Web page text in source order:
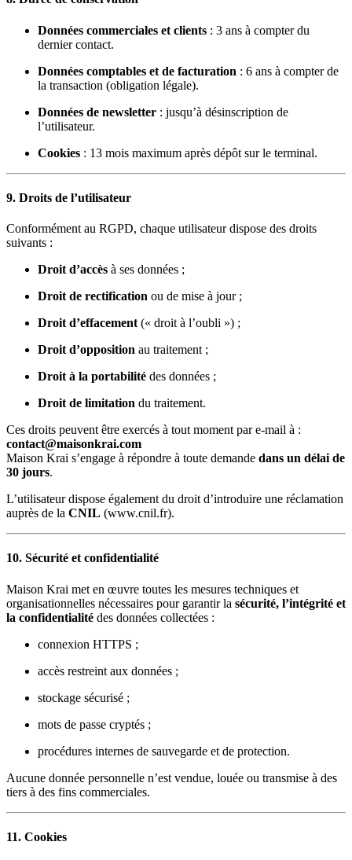
Données commerciales et clients : 3 ans à compter du
dernier contact.
Données comptables et de facturation : 6 ans à compter de
la transaction (obligation légale).
Données de newsletter : jusqu’à désinscription de
l’utilisateur.
Cookies : 13 mois maximum après dépôt sur le terminal.
9. Droits de l’utilisateur
Conformément au RGPD, chaque utilisateur dispose des droits
suivants :
Droit d’accès à ses données ;
Droit de rectification ou de mise à jour ;
Droit d’effacement (« droit à l’oubli ») ;
Droit d’opposition au traitement ;
Droit à la portabilité des données ;
Droit de limitation du traitement.
Ces droits peuvent être exercés à tout moment par e-mail à :
contact@maisonkrai.com
Maison Krai s’engage à répondre à toute demande dans un délai de
30 jours.
L’utilisateur dispose également du droit d’introduire une réclamation
auprès de la CNIL (www.cnil.fr).
10. Sécurité et confidentialité
Maison Krai met en œuvre toutes les mesures techniques et
organisationnelles nécessaires pour garantir la sécurité, l’intégrité et
la confidentialité des données collectées :
connexion HTTPS ;
accès restreint aux données ;
stockage sécurisé ;
mots de passe cryptés ;
procédures internes de sauvegarde et de protection.
Aucune donnée personnelle n’est vendue, louée ou transmise à des
tiers à des fins commerciales.
11. Cookies